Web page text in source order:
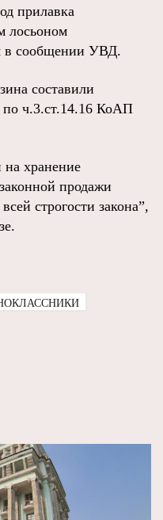
прилавка
лосьоном
в сообщении УВД.
составили
по ч.3.ст.14.16 КоАП
на хранение
продажи
строгости закона”,